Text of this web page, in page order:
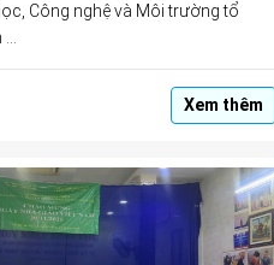
Công nghệ và Môi trường tổ
Xem thêm